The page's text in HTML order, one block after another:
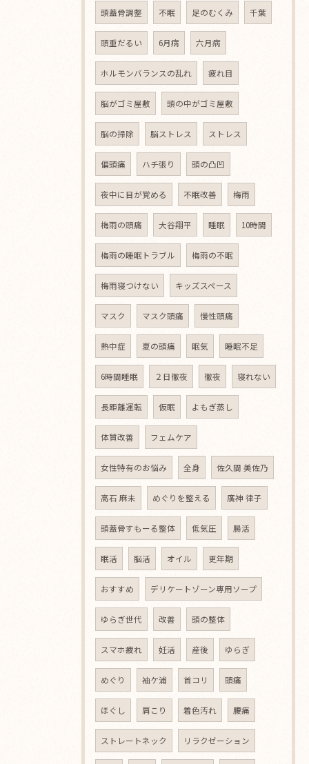
頭蓋骨調整 不眠 足のむくみ 千葉
頭重だるい 6月病 六月病
ホルモンバランスの乱れ 疲れ目
脳がゴミ屋敷 頭の中がゴミ屋敷
脳の掃除 脳ストレス ストレス
偏頭痛 ハチ張り 頭の凸凹
夜中に目が覚める 不眠改善 梅雨
梅雨の頭痛 大谷翔平 睡眠 10時間
梅雨の睡眠トラブル 梅雨の不眠
梅雨寝つけない キッズスペース
マスク マスク頭痛 慢性頭痛
熱中症 夏の頭痛 眠気 睡眠不足
6時間睡眠 ２日徹夜 徹夜 寝れない
長距離運転 仮眠 よもぎ蒸し
体質改善 フェムケア
女性特有のお悩み 全身 佐久間 美佐乃
高石 麻未 めぐりを整える 廣神 律子
頭蓋骨すもーる整体 低気圧 腸活
眠活 脳活 オイル 更年期
おすすめ デリケートゾーン専用ソープ
ゆらぎ世代 改善 頭の整体
スマホ疲れ 妊活 産後 ゆらぎ
めぐり 袖ケ浦 首コリ 頭痛
ほぐし 肩こり 着色汚れ 腰痛
ストレートネック リラクゼーション